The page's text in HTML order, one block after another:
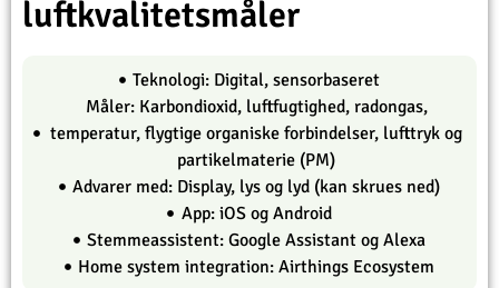
luftkvalitetsmåler
Teknologi: Digital, sensorbaseret
Måler: Karbondioxid, luftfugtighed, radongas,
temperatur, flygtige organiske forbindelser, lufttryk og
partikelmaterie (PM)
Advarer med: Display, lys og lyd (kan skrues ned)
App: iOS og Android
Stemmeassistent: Google Assistant og Alexa
Home system integration: Airthings Ecosystem